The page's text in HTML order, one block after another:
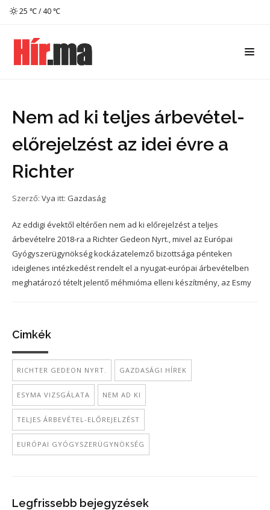
25 ℃ / 40 ℃
Nem ad ki teljes árbevétel-
előrejelzést az idei évre a
Richter
Szerző: Vya itt: Gazdaság
Az eddigi évektől eltérően nem ad ki előrejelzést a teljes
árbevételre 2018-ra a Richter Gedeon Nyrt., mivel az Európai
Gyógyszerügynökség kockázatelemző bizottsága pénteken
ideiglenes intézkedést rendelt el a nyugat-európai árbevételben
meghatározó tételt jelentő méhmióma elleni készítmény, az Esmy
Cimkék
RICHTER GEDEON NYRT. GAZDASÁGI HÍREK
ESYMA VIZSGÁLATA NEM AD KI
TELJES ÁRBEVÉTEL-ELŐREJELZÉST
EURÓPAI GYÓGYSZERÜGYNÖKSÉG
Legfrissebb bejegyzések